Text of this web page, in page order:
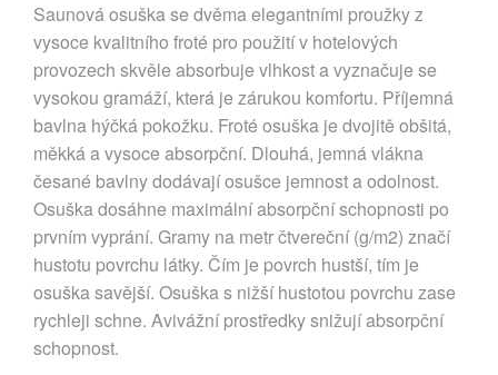
Saunová osuška se dvěma elegantními proužky z
vysoce kvalitního froté pro použití v hotelových
provozech skvěle absorbuje vlhkost a vyznačuje se
vysokou gramáží, která je zárukou komfortu. Příjemná
bavlna hýčká pokožku. Froté osuška je dvojitě obšitá,
měkká a vysoce absorpční. Dlouhá, jemná vlákna
česané bavlny dodávají osušce jemnost a odolnost.
Osuška dosáhne maximální absorpční schopnosti po
prvním vyprání. Gramy na metr čtvereční (g/m2) značí
hustotu povrchu látky. Čím je povrch hustší, tím je
osuška savější. Osuška s nižší hustotou povrchu zase
rychleji schne. Avivážní prostředky snižují absorpční
schopnost.